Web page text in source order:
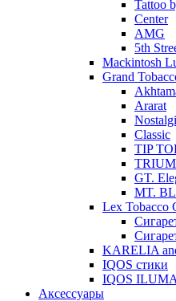
Tattoo
Center
AMG
5th
Mackintosh
Grand
Ararat
Classic
TIP
GT.
MT.
Lex Tobacco
KARELIA
IQOS стики
IQOS
Аксессуары